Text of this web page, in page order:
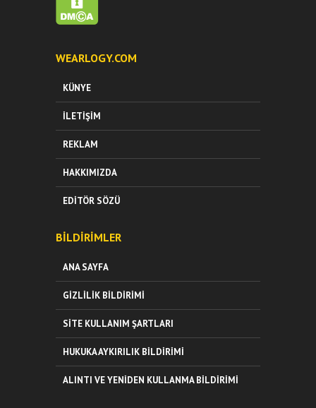
WEARLOGY.COM
KÜNYE
İLETIŞIM
REKLAM
HAKKIMIZDA
EDITÖR SÖZÜ
BILDIRIMLER
ANA SAYFA
GIZLILIK BILDIRIMI
SITE KULLANIM ŞARTLARI
HUKUKA AYKIRILIK BILDIRIMI
ALINTI VE YENIDEN KULLANMA BILDIRIMI